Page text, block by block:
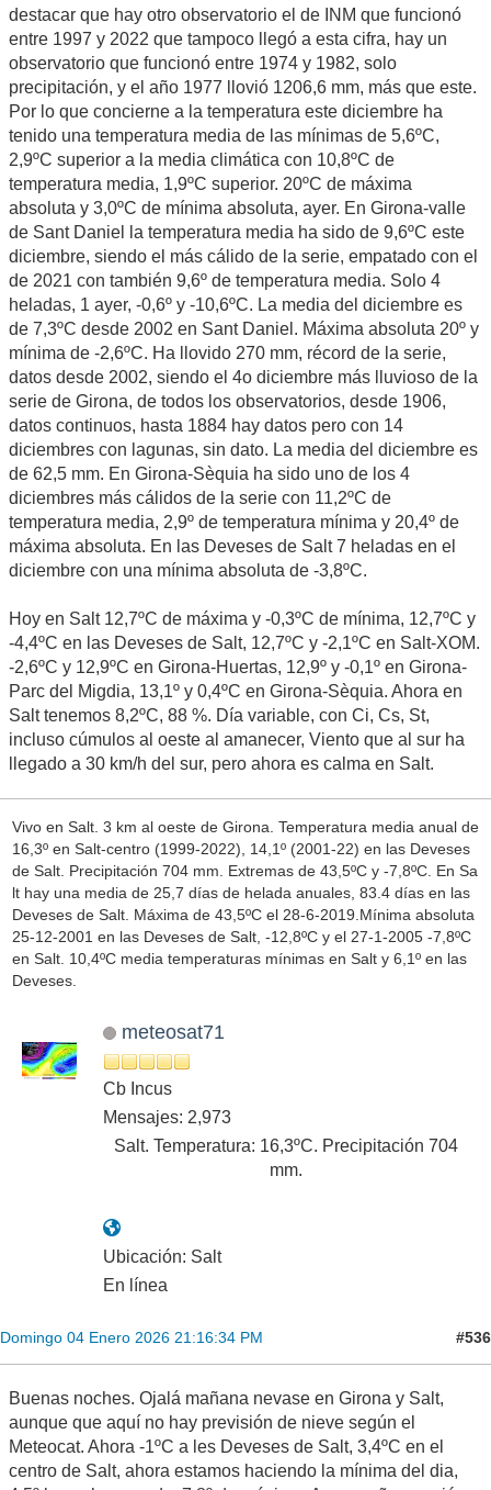
destacar que hay otro observatorio el de INM que funcionó
entre 1997 y 2022 que tampoco llegó a esta cifra, hay un
observatorio que funcionó entre 1974 y 1982, solo
precipitación, y el año 1977 llovió 1206,6 mm, más que este.
Por lo que concierne a la temperatura este diciembre ha
tenido una temperatura media de las mínimas de 5,6ºC,
2,9ºC superior a la media climática con 10,8ºC de
temperatura media, 1,9ºC superior. 20ºC de máxima
absoluta y 3,0ºC de mínima absoluta, ayer. En Girona-valle
de Sant Daniel la temperatura media ha sido de 9,6ºC este
diciembre, siendo el más cálido de la serie, empatado con el
de 2021 con también 9,6º de temperatura media. Solo 4
heladas, 1 ayer, -0,6º y -10,6ºC. La media del diciembre es
de 7,3ºC desde 2002 en Sant Daniel. Máxima absoluta 20º y
mínima de -2,6ºC. Ha llovido 270 mm, récord de la serie,
datos desde 2002, siendo el 4o diciembre más lluvioso de la
serie de Girona, de todos los observatorios, desde 1906,
datos continuos, hasta 1884 hay datos pero con 14
diciembres con lagunas, sin dato. La media del diciembre es
de 62,5 mm. En Girona-Sèquia ha sido uno de los 4
diciembres más cálidos de la serie con 11,2ºC de
temperatura media, 2,9º de temperatura mínima y 20,4º de
máxima absoluta. En las Deveses de Salt 7 heladas en el
diciembre con una mínima absoluta de -3,8ºC.
Hoy en Salt 12,7ºC de máxima y -0,3ºC de mínima, 12,7ºC y
-4,4ºC en las Deveses de Salt, 12,7ºC y -2,1ºC en Salt-XOM.
-2,6ºC y 12,9ºC en Girona-Huertas, 12,9º y -0,1º en Girona-
Parc del Migdia, 13,1º y 0,4ºC en Girona-Sèquia. Ahora en
Salt tenemos 8,2ºC, 88 %. Día variable, con Ci, Cs, St,
incluso cúmulos al oeste al amanecer, Viento que al sur ha
llegado a 30 km/h del sur, pero ahora es calma en Salt.
Vivo en Salt. 3 km al oeste de Girona. Temperatura media anual de
16,3º en Salt-centro (1999-2022), 14,1º (2001-22) en las Deveses
de Salt. Precipitación 704 mm. Extremas de 43,5ºC y -7,8ºC. En Sa
lt hay una media de 25,7 días de helada anuales, 83.4 días en las
Deveses de Salt. Máxima de 43,5ºC el 28-6-2019.Mínima absoluta
25-12-2001 en las Deveses de Salt, -12,8ºC y el 27-1-2005 -7,8ºC
en Salt. 10,4ºC media temperaturas mínimas en Salt y 6,1º en las
Deveses.
meteosat71
Cb Incus
Mensajes: 2,973
Salt. Temperatura: 16,3ºC. Precipitación 704
mm.
Ubicación: Salt
En línea
Domingo 04 Enero 2026 21:16:34 PM #536
Buenas noches. Ojalá mañana nevase en Girona y Salt,
aunque que aquí no hay previsión de nieve según el
Meteocat. Ahora -1ºC a les Deveses de Salt, 3,4ºC en el
centro de Salt, ahora estamos haciendo la mínima del dia,